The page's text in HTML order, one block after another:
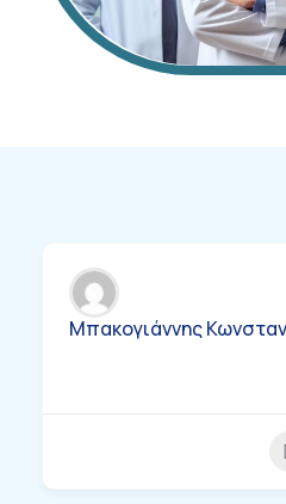
Μπακογιάννης